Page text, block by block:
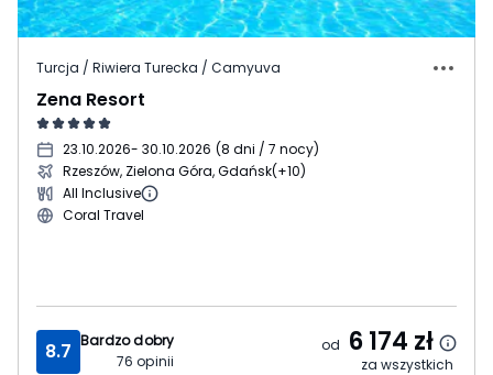
Turcja / Riwiera Turecka / Camyuva
Zena Resort
23.10.2026- 30.10.2026 (8 dni / 7 nocy)
Rzeszów, Zielona Góra, Gdańsk(+10)
All Inclusive
Coral Travel
8.7 Bardzo dobry
76 opinii
od 6 174 zł
za wszystkich